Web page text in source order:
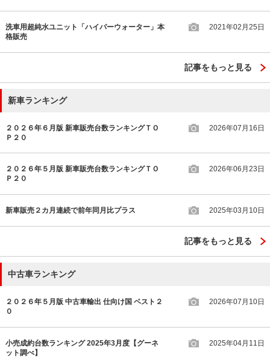
洗車用超純水ユニット「ハイパーウォーター」本
格販売
2021年02月25日
記事をもっと見る
新車ランキング
２０２６年６月版 新車販売台数ランキングＴＯ
Ｐ２０
2026年07月16日
２０２６年５月版 新車販売台数ランキングＴＯ
Ｐ２０
2026年06月23日
新車販売２カ月連続で前年同月比プラス 2025年03月10日
記事をもっと見る
中古車ランキング
２０２６年５月版 中古車輸出 仕向け国 ベスト２
０
2026年07月10日
小売成約台数ランキング 2025年3月度【グーネ
ット調べ】
2025年04月11日